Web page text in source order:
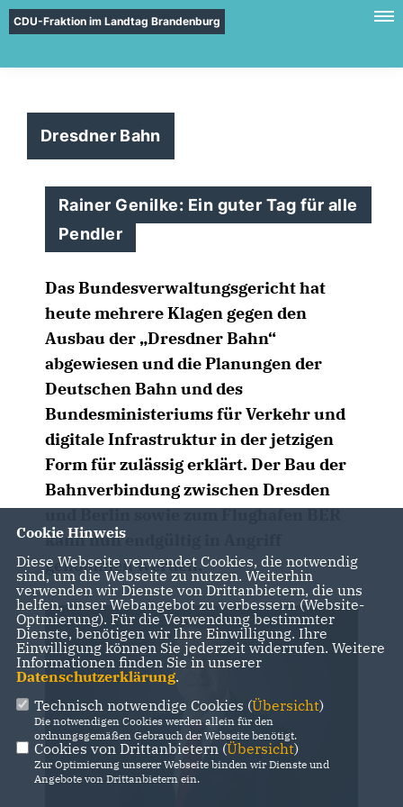
CDU-Fraktion im Landtag Brandenburg
Dresdner Bahn
Rainer Genilke: Ein guter Tag für alle
Pendler
Das Bundesverwaltungsgericht hat
heute mehrere Klagen gegen den
Ausbau der „Dresdner Bahn“
abgewiesen und die Planungen der
Deutschen Bahn und des
Bundesministeriums für Verkehr und
digitale Infrastruktur in der jetzigen
Form für zulässig erklärt. Der Bau der
Bahnverbindung zwischen Dresden
und Berlin sowie zum Flughafen BER
kann nun endgültig in Angriff
genommen werden.
Cookie Hinweis
Diese Webseite verwendet Cookies, die notwendig
sind, um die Webseite zu nutzen. Weiterhin
verwenden wir Dienste von Drittanbietern, die uns
helfen, unser Webangebot zu verbessern (Website-
Optmierung). Für die Verwendung bestimmter
Dienste, benötigen wir Ihre Einwilligung. Ihre
Einwilligung können Sie jederzeit widerrufen. Weitere
Informationen finden Sie in unserer
Datenschutzerklärung.
Technisch notwendige Cookies (Übersicht)
Die notwendigen Cookies werden allein für den
ordnungsgemäßen Gebrauch der Webseite benötigt.
Cookies von Drittanbietern (Übersicht)
Zur Optimierung unserer Webseite binden wir Dienste und
Angebote von Drittanbietern ein.